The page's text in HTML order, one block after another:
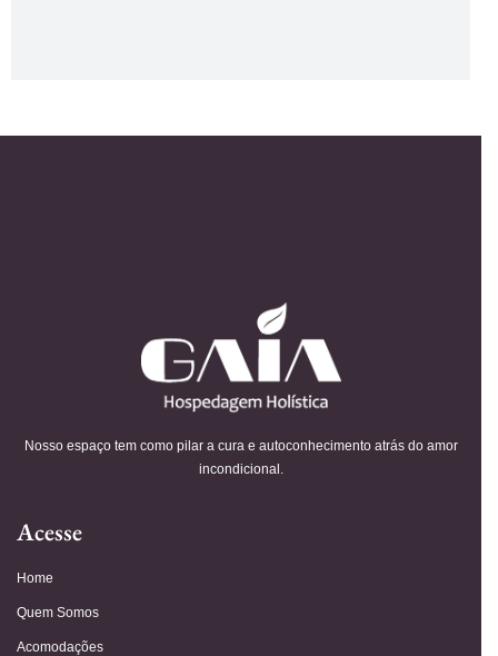
Nosso espaço tem como pilar a cura e autoconhecimento atrás do amor
incondicional.
Acesse
Home
Quem Somos
Acomodações